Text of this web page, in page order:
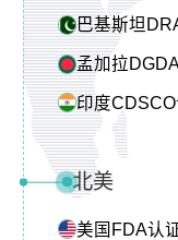
巴基斯坦
孟加拉
印度
北美
美国FDA认